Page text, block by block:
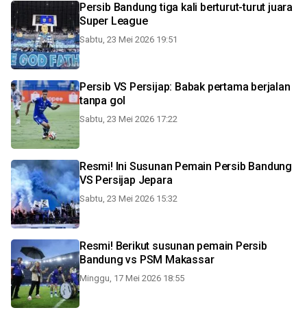
Persib Bandung tiga kali berturut-turut juara
Super League
Sabtu, 23 Mei 2026 19:51
Persib VS Persijap: Babak pertama berjalan
tanpa gol
Sabtu, 23 Mei 2026 17:22
Resmi! Ini Susunan Pemain Persib Bandung
VS Persijap Jepara
Sabtu, 23 Mei 2026 15:32
Resmi! Berikut susunan pemain Persib
Bandung vs PSM Makassar
Minggu, 17 Mei 2026 18:55